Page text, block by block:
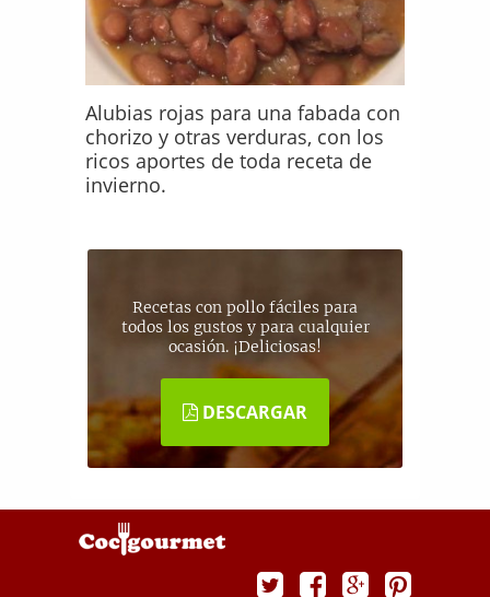
Alubias rojas para una fabada con
chorizo y otras verduras, con los
ricos aportes de toda receta de
invierno.
Recetas con pollo fáciles para
todos los gustos y para cualquier
ocasión. ¡Deliciosas!
DESCARGAR